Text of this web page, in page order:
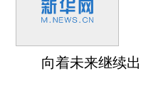
向着未来继续